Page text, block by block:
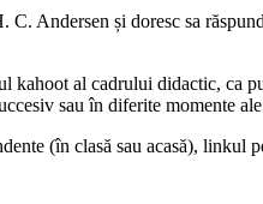
Andersen și doresc sa
al cadrului didactic, ca
sau în diferite momente
(în clasă sau acasă), linkul